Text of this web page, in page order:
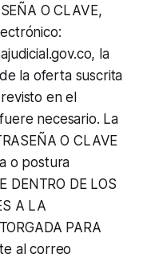
O CLAVE,
la
la oferta suscrita
en el
necesario. La
O CLAVE
o postura
DENTRO DE LOS
A LA
PARA
al correo